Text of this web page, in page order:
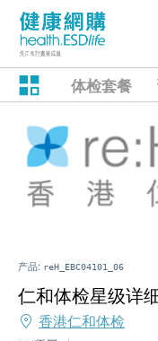
体检套餐
产品: reH_EBC04101_06
仁和体检星级详
香港仁和体检